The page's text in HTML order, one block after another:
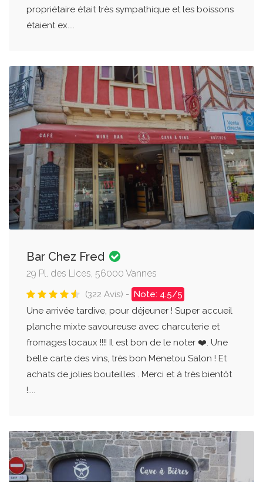
propriétaire était très sympathique et les boissons
étaient ex....
Bar Chez Fred
29 Pl. des Lices, 56000 Vannes
(322 Avis) - Note: 4.5/5
Une arrivée tardive, pour déjeuner ! Super accueil
planche mixte savoureuse avec charcuterie et
fromages locaux !!!! Il est bon de le noter ❤️. Une
belle carte des vins, très bon Menetou Salon ! Et
achats de jolies bouteilles . Merci et à très bientôt
!....